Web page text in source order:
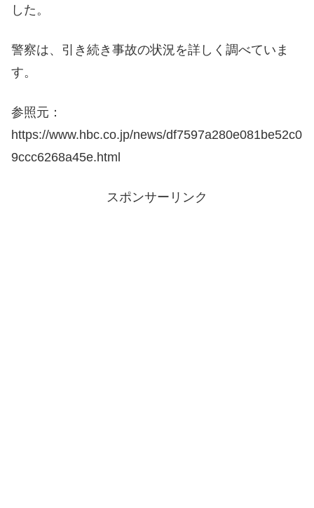
した。
警察は、引き続き事故の状況を詳しく調べていま
す。
参照元：
https://www.hbc.co.jp/news/df7597a280e081be52c0
9ccc6268a45e.html
スポンサーリンク